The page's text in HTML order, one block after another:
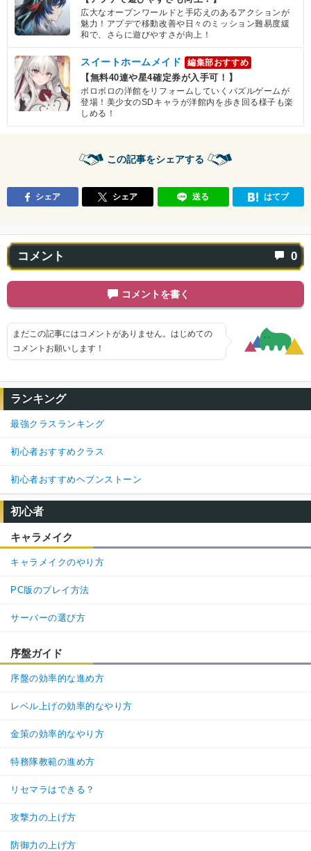
広大なオープンワールドと手応えのあるアクションが
魅力！アプデで移動改善や日々のミッション難易度緩
和で、さらに遊びやすさが向上！
スイートホームメイド 編集部おすすめ
【無料40連や星4確定券が入手可！】
ボロボロの洋館をリフォームしていくパズルゲームが
登場！美少女のSDキャラが洋館内を歩き回る様子も楽
しめる！
この記事をシェアする
シェア シェア 送る はてブ
コメント 0
コメントを書く
まだこの記事にはコメントがありません。はじめての
コメントお願いします！
ランキング
最強クラスランキング
初心者おすすめクラス
初心者おすすめヘブンストーン
初心者
キャラメイク
キャラメイクのやり方
PC版のプレイ方法
サーバーの選び方
序盤ガイド
序盤の効率的な進め方
レベル上げの効率的なやり方
金策の効率的なやり方
特務隊教範の進め方
リセマラはできる？
攻撃力の上げ方
防御力の上げ方